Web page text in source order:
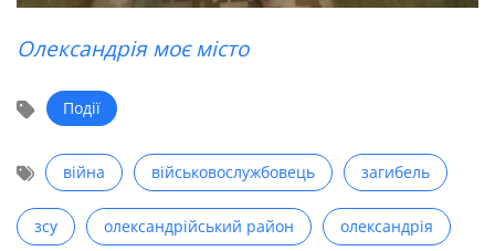
Олександрія моє місто
Події
війна військовослужбовець загибель
зсу олександрійський район олександрія